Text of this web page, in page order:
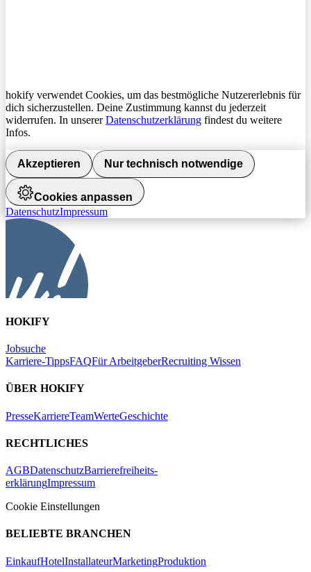
hokify verwendet Cookies, um das bestmögliche Nutzererlebnis für
dich sicherzustellen. Deine Zustimmung kannst du jederzeit
widerrufen. In unsererDatenschutzerklärung findest du weitere
Infos.
Akzeptieren Nur technisch notwendige
Cookies anpassen
DatenschutzImpressum
HOKIFY
Jobsuche
Karriere-TippsFAQFür ArbeitgeberRecruiting Wissen
ÜBER HOKIFY
PresseKarriereTeamWerteGeschichte
RECHTLICHES
AGBDatenschutzBarrierefreiheits-
erklärungImpressum
Cookie Einstellungen
BELIEBTE BRANCHEN
EinkaufHotelInstallateurMarketingProduktion